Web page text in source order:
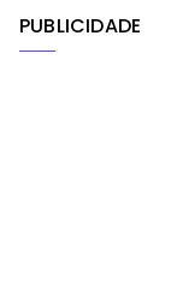
PUBLICIDADE